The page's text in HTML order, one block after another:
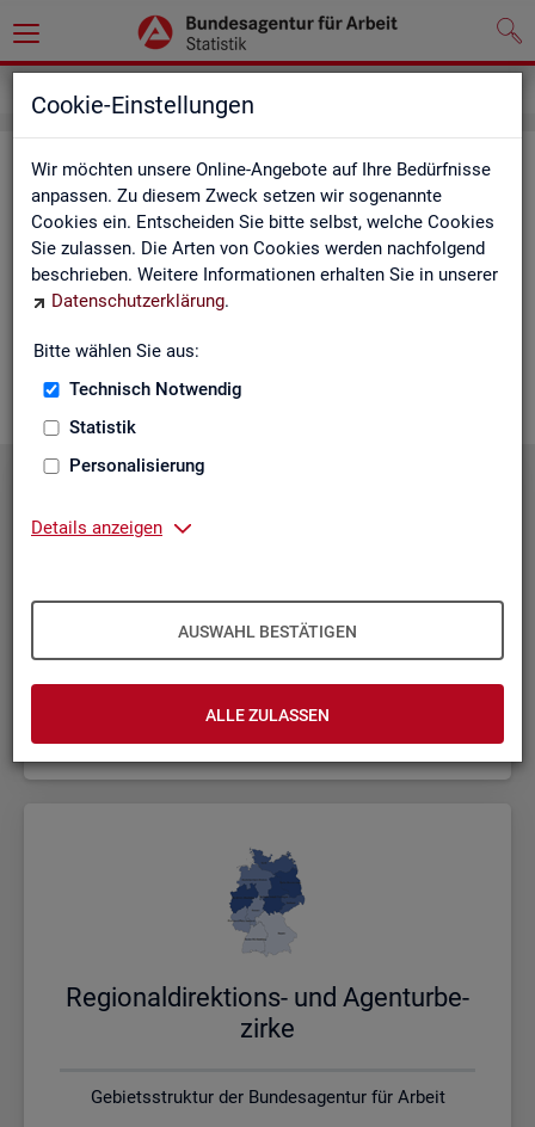
Cookie-Einstellungen
Wir möchten unsere Online-Angebote auf Ihre Bedürfnisse
anpassen. Zu diesem Zweck setzen wir sogenannte
Cookies ein. Entscheiden Sie bitte selbst, welche Cookies
Sie zulassen. Die Arten von Cookies werden nachfolgend
beschrieben. Weitere Informationen erhalten Sie in unserer
Datenschutzerklärung.
Bitte wählen Sie aus:
Technisch Notwendig
Statistik
Personalisierung
Details anzeigen
AUSWAHL BESTÄTIGEN
ALLE ZULASSEN
Sta­tis­ti­ken nach Re­gio­nen
Auf den fol­gen­den Sei­ten fin­den Sie Land­kar­ten und Ta­bel­len
mit den wich­tigs­ten ak­tu­el­len Eck­wer­ten zum Ar­beits- und
Aus­bil­dungs­markt. Über die Land­kar­ten ge­lan­gen Sie zu den
ent­spre­chen­den Zah­len für die von Ihnen ge­wünsch­te Re­gi­on.
grund-In­for­ma­tio­nen zu den re­gio­na­len Glie­de­run­gen zu­sam­
men­ge­stellt.
Bund, Län­der und Krei­se
Politische Gebietsstruktur
Re­gio­nal­di­rek­ti­ons- und Agen­tur­be­
zir­ke
Gebietsstruktur der Bundesagentur für Arbeit